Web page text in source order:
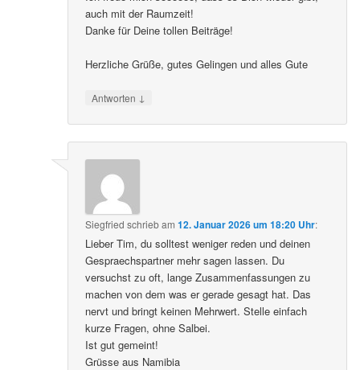
auch mit der Raumzeit!
Danke für Deine tollen Beiträge!
Herzliche Grüße, gutes Gelingen und alles Gute
Antworten ↓
Siegfried schriebam12. Januar 2026 um 18:20 Uhr:
Lieber Tim, du solltest weniger reden und deinen
Gespraechspartner mehr sagen lassen. Du
versuchst zu oft, lange Zusammenfassungen zu
machen von dem was er gerade gesagt hat. Das
nervt und bringt keinen Mehrwert. Stelle einfach
kurze Fragen, ohne Salbei.
Ist gut gemeint!
Grüsse aus Namibia